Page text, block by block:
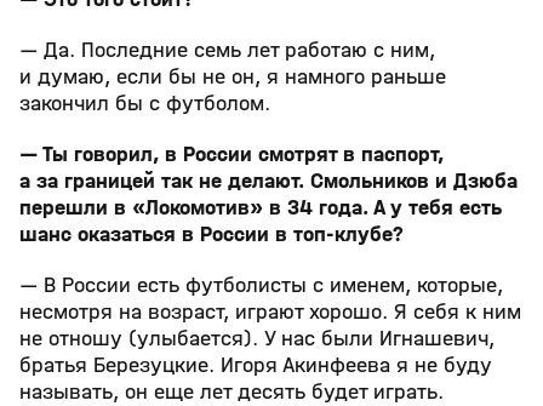
— Да. Последние семь лет работаю с ним,
и думаю, если бы не он, я намного раньше
закончил бы с футболом.
— Ты говорил, в России смотрят в паспорт,
а за границей так не делают. Смольников и Дзюба
перешли в «Локомотив» в 34 года. А у тебя есть
шанс оказаться в России в топ-клубе?
— В России есть футболисты с именем, которые,
несмотря на возраст, играют хорошо. Я себя к ним
не отношу (улыбается). У нас были Игнашевич,
братья Березуцкие. Игоря Акинфеева я не буду
называть, он еще лет десять будет играть.